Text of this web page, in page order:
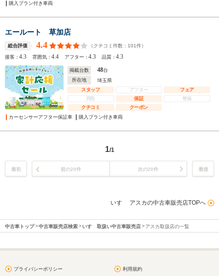
購入プラン付き車両
エールート 草加店
総合評価 4.4 （クチコミ件数： 101件）
接客：4.3 雰囲気：4.4 アフター：4.3 品質：4.3
掲載台数 48台
所在地
埼玉県
スタッフ
アフター
フェア
買取
保証
整備
クチコミ
クーポン
カーセンサーアフター保証車
購入プラン付き車両
1/1
最初 前の20件 次の20件 最後
いすゞ アスカの中古車販売店TOPへ
中古車トップ 中古車販売店検索 いすゞ取扱い中古車販売店 アスカ取扱店の一覧
プライバシーポリシー 利用規約